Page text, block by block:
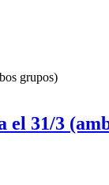
grupos)
31/3